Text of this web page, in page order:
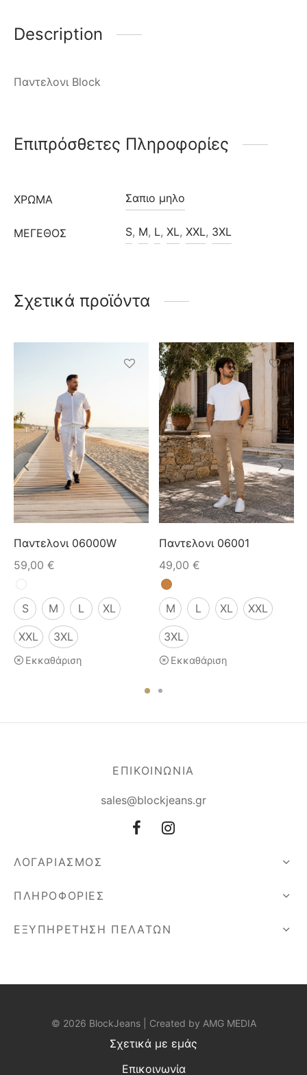
Description
Παντελονι Block
Επιπρόσθετες Πληροφορίες
ΧΡΩΜΑ Σαπιο μηλο
ΜΈΓΕΘΟΣ S, M, L, XL, XXL, 3XL
Σχετικά προϊόντα
Παντελονι 06000W
59,00 €
S M L XL
XXL 3XL
Εκκαθάριση
Παντελονι 06001
49,00 €
M L XL XXL
3XL
Εκκαθάριση
ΕΠΙΚΟΙΝΩΝΙΑ
sales@blockjeans.gr
ΛΟΓΑΡΙΑΣΜΟΣ
ΠΛΗΡΟΦΟΡΙΕΣ
ΕΞΥΠΗΡΕΤΗΣΗ ΠΕΛΑΤΩΝ
© 2026 BlockJeans | Created by AMG MEDIA
Σχετικά με εμάς
Επικοινωνία